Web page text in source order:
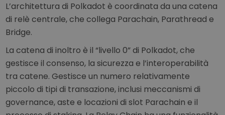
L’architettura di Polkadot è coordinata da una catena
di relè centrale, che collega Parachain, Parathread e
Bridge.
La catena di inoltro è il “livello 0” di Polkadot, che
gestisce il consenso, la sicurezza e l’interoperabilità
tra catene. Gestisce un numero relativamente
piccolo di tipi di transazione, inclusi meccanismi di
governance, aste e locazioni di slot Parachain e il